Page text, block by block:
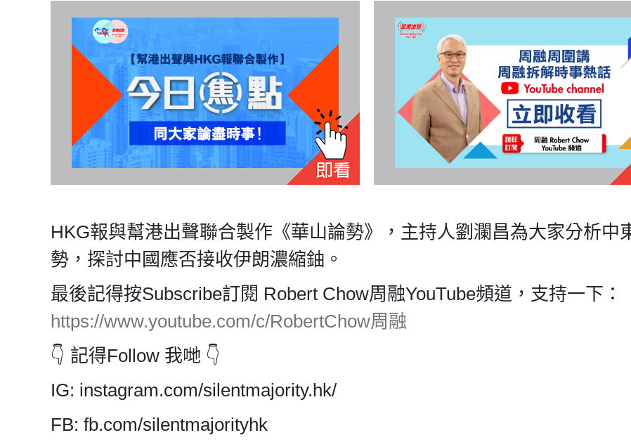
HKG報與幫港出聲聯合製作《華山論勢》，主持人劉瀾昌為大家分析中
勢，探討中國應否接收伊朗濃縮鈾。
最後記得按Subscribe訂閱 Robert Chow周融YouTube頻道，支持一下：
https://www.youtube.com/c/RobertChow周融
👇 記得Follow 我哋 👇
IG: instagram.com/silentmajority.hk/
FB: fb.com/silentmajorityhk